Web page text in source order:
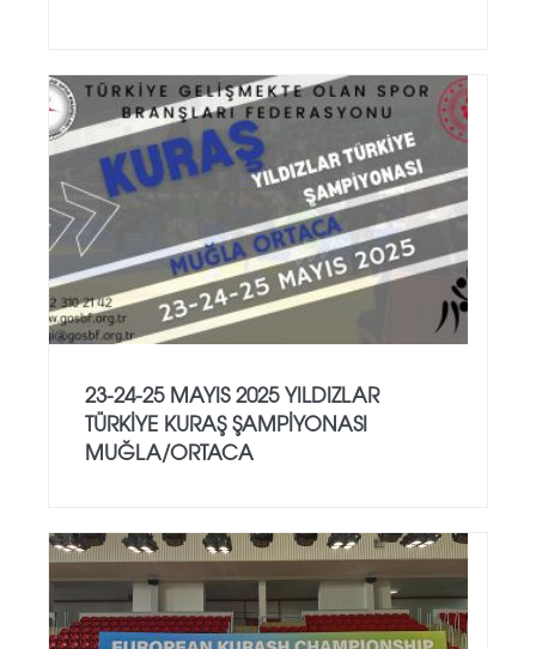
23-24-25 MAYIS 2025 YILDIZLAR
TÜRKİYE KURAŞ ŞAMPİYONASI
MUĞLA/ORTACA